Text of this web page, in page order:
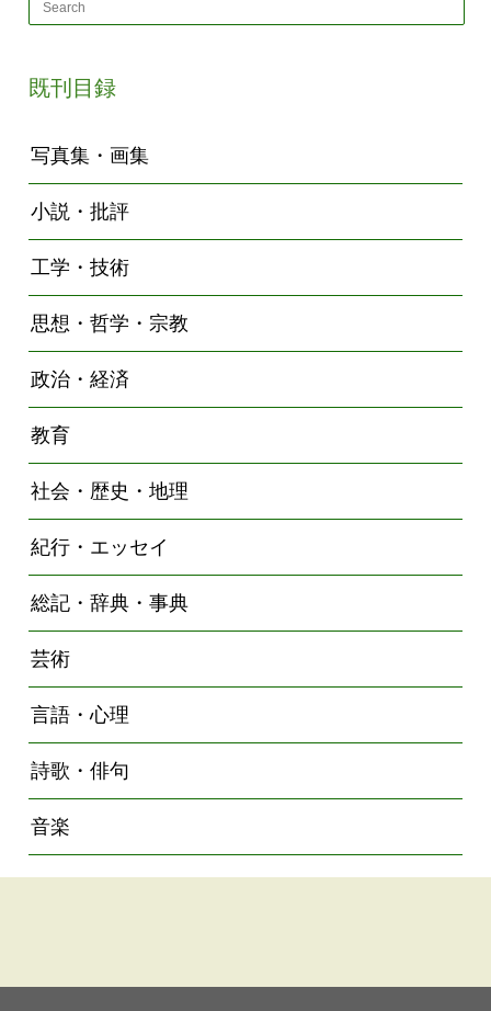
既刊目録
写真集・画集
小説・批評
工学・技術
思想・哲学・宗教
政治・経済
教育
社会・歴史・地理
紀行・エッセイ
総記・辞典・事典
芸術
言語・心理
詩歌・俳句
音楽